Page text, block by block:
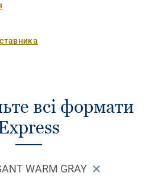
всі формати
WARM GRAY